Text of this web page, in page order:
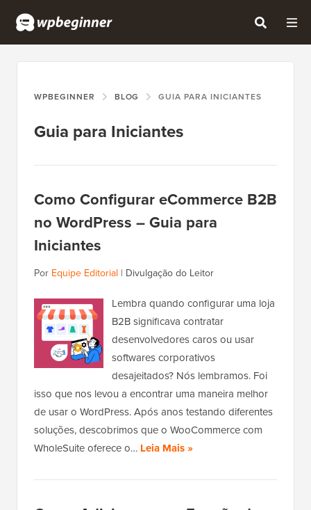
WPBEGINNER BLOG GUIA PARA INICIANTES
Guia para Iniciantes
Como Configurar eCommerce B2B
no WordPress – Guia para
Iniciantes
Por Equipe Editorial | Divulgação do Leitor
Lembra quando configurar uma loja
B2B significava contratar
desenvolvedores caros ou usar
softwares corporativos
desajeitados? Nós lembramos. Foi
isso que nos levou a encontrar uma maneira melhor
de usar o WordPress. Após anos testando diferentes
soluções, descobrimos que o WooCommerce com
WholeSuite oferece o… Leia Mais »